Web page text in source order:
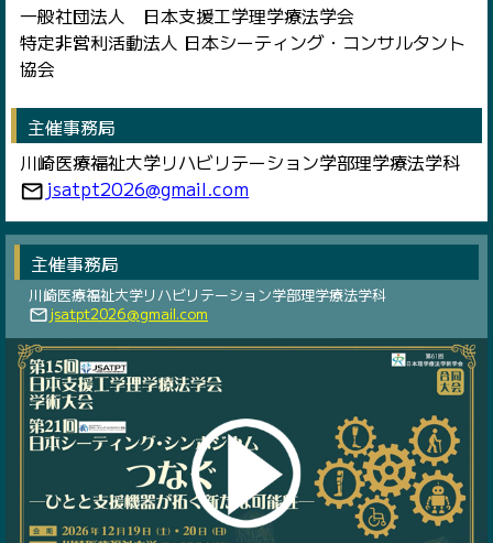
一般社団法人 日本支援工学理学療法学会
特定非営利活動法人 日本シーティング・コンサルタント
協会
主催事務局
川崎医療福祉大学リハビリテーション学部理学療法学科
mail_outline jsatpt2026@gmail.com
主催事務局
川崎医療福祉大学リハビリテーション学部理学療法学科
mail_outline jsatpt2026@gmail.com